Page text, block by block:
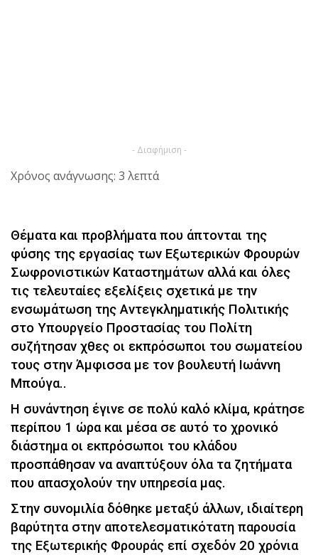
- Διαφήμιση -
Χρόνος ανάγνωσης: 3 λεπτά
Θέματα και προβλήματα που άπτονται της
φύσης της εργασίας των Εξωτερικών Φρουρών
Σωφρονιστικών Καταστημάτων αλλά και όλες
τις τελευταίες εξελίξεις σχετικά με την
ενσωμάτωση της Αντεγκληματικής Πολιτικής
στο Υπουργείο Προστασίας του Πολίτη
συζήτησαν χθες οι εκπρόσωποι του σωματείου
τους στην Άμφισσα με τον βουλευτή Ιωάννη
Μπούγα..
Η συνάντηση έγινε σε πολύ καλό κλίμα, κράτησε
περίπου 1 ώρα και μέσα σε αυτό το χρονικό
διάστημα οι εκπρόσωποι του κλάδου
προσπάθησαν να αναπτύξουν όλα τα ζητήματα
που απασχολούν την υπηρεσία μας.
Στην συνομιλία δόθηκε μεταξύ άλλων, ιδιαίτερη
βαρύτητα στην αποτελεσματικότατη παρουσία
της Εξωτερικής Φρουράς επί σχεδόν 20 χρόνια